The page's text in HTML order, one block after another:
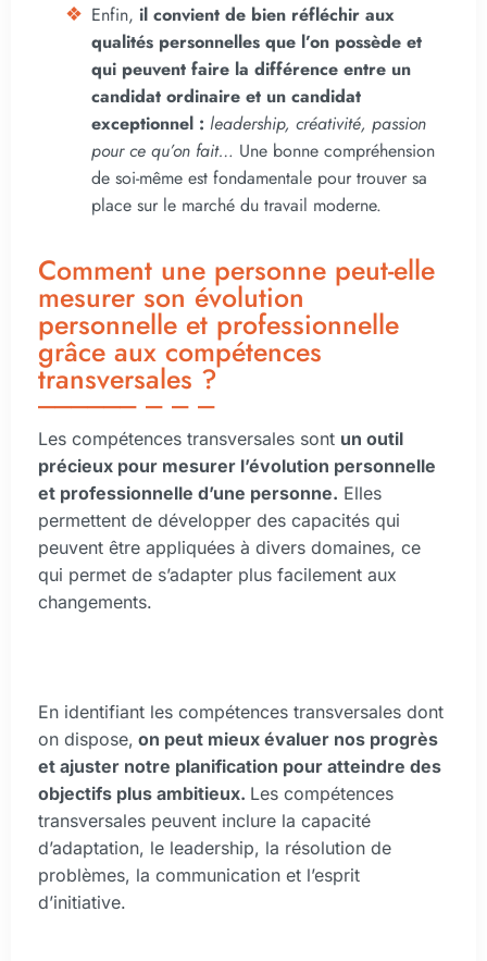
Enfin, il convient de bien réfléchir aux
qualités personnelles que l’on possède et
qui peuvent faire la différence entre un
candidat ordinaire et un candidat
exceptionnel : leadership, créativité, passion
pour ce qu’on fait… Une bonne compréhension
de soi-même est fondamentale pour trouver sa
place sur le marché du travail moderne.
Comment une personne peut-elle
mesurer son évolution
personnelle et professionnelle
grâce aux compétences
transversales ?
Les compétences transversales sont un outil
précieux pour mesurer l’évolution personnelle
et professionnelle d’une personne. Elles
permettent de développer des capacités qui
peuvent être appliquées à divers domaines, ce
qui permet de s’adapter plus facilement aux
changements.
En identifiant les compétences transversales dont
on dispose, on peut mieux évaluer nos progrès
et ajuster notre planification pour atteindre des
objectifs plus ambitieux. Les compétences
transversales peuvent inclure la capacité
d’adaptation, le leadership, la résolution de
problèmes, la communication et l’esprit
d’initiative.